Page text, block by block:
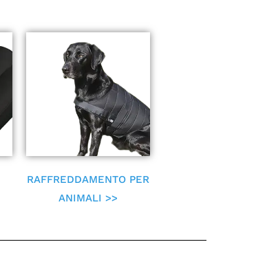
RAFFREDDAMENTO PER
ANIMALI >>